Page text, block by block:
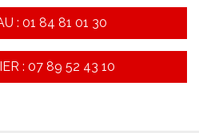
: 01 84 81 01 30
: 07 89 52 43 10